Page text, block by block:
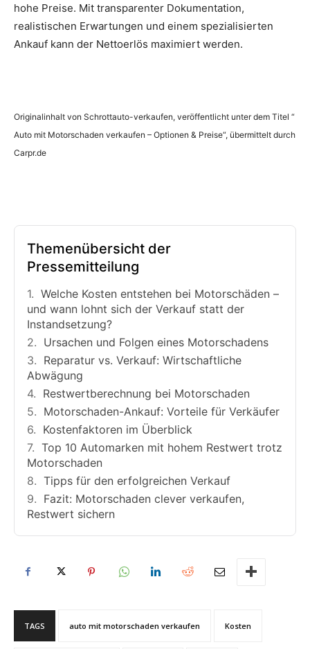
hohe Preise. Mit transparenter Dokumentation,
realistischen Erwartungen und einem spezialisierten
Ankauf kann der Nettoerlös maximiert werden.
Originalinhalt von Schrottauto-verkaufen, veröffentlicht unter dem Titel “
Auto mit Motorschaden verkaufen – Optionen & Preise“, übermittelt durch
Carpr.de
Themenübersicht der
Pressemitteilung
Welche Kosten entstehen bei Motorschäden –
und wann lohnt sich der Verkauf statt der
Instandsetzung?
Ursachen und Folgen eines Motorschadens
Reparatur vs. Verkauf: Wirtschaftliche
Abwägung
Restwertberechnung bei Motorschaden
Motorschaden-Ankauf: Vorteile für Verkäufer
Kostenfaktoren im Überblick
Top 10 Automarken mit hohem Restwert trotz
Motorschaden
Tipps für den erfolgreichen Verkauf
Fazit: Motorschaden clever verkaufen,
Restwert sichern
TAGS auto mit motorschaden verkaufen Kosten